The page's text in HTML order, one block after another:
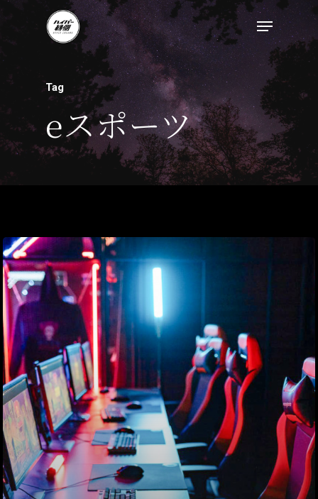
Tag
eスポーツ
ハイパー縁側@天満
ハイパー縁側@淀屋
ハイパー縁側@中山
ハイパー縁側@私市
ハイパー縁側@三輪